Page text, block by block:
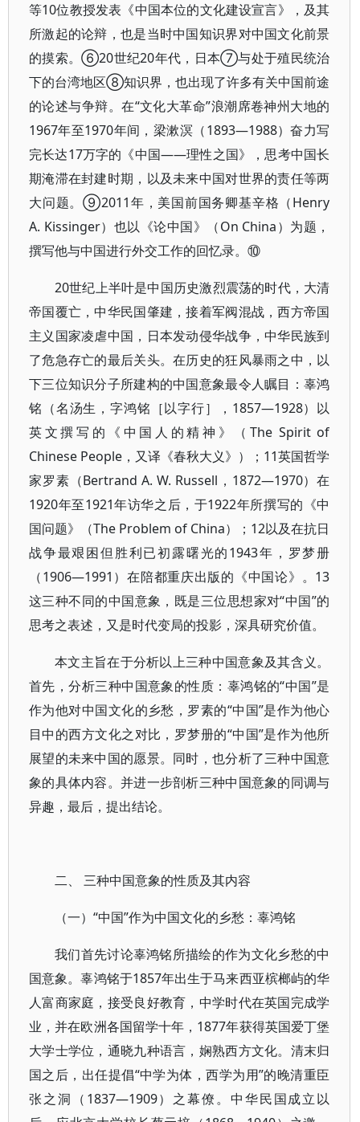
等10位教授发表《中国本位的文化建设宣言》，及其
所激起的论辩，也是当时中国知识界对中国文化前景
的摸索。⑥20世纪20年代，日本⑦与处于殖民统治
下的台湾地区⑧知识界，也出现了许多有关中国前途
的论述与争辩。在“文化大革命”浪潮席卷神州大地的
1967年至1970年间，梁漱溟（1893—1988）奋力写
完长达17万字的《中国——理性之国》，思考中国长
期淹滞在封建时期，以及未来中国对世界的责任等两
大问题。⑨2011年，美国前国务卿基辛格（Henry
A. Kissinger）也以《论中国》（On China）为题，
撰写他与中国进行外交工作的回忆录。⑩
20世纪上半叶是中国历史激烈震荡的时代，大清
帝国覆亡，中华民国肇建，接着军阀混战，西方帝国
主义国家凌虐中国，日本发动侵华战争，中华民族到
了危急存亡的最后关头。在历史的狂风暴雨之中，以
下三位知识分子所建构的中国意象最令人瞩目：辜鸿
铭（名汤生，字鸿铭［以字行］，1857—1928）以
英文撰写的《中国人的精神》（The Spirit of
Chinese People，又译《春秋大义》）；11英国哲学
家罗素（Bertrand A. W. Russell，1872—1970）在
1920年至1921年访华之后，于1922年所撰写的《中
国问题》（The Problem of China）；12以及在抗日
战争最艰困但胜利已初露曙光的1943年，罗梦册
（1906—1991）在陪都重庆出版的《中国论》。13
这三种不同的中国意象，既是三位思想家对“中国”的
思考之表述，又是时代变局的投影，深具研究价值。
本文主旨在于分析以上三种中国意象及其含义。
首先，分析三种中国意象的性质：辜鸿铭的“中国”是
作为他对中国文化的乡愁，罗素的“中国”是作为他心
目中的西方文化之对比，罗梦册的“中国”是作为他所
展望的未来中国的愿景。同时，也分析了三种中国意
象的具体内容。并进一步剖析三种中国意象的同调与
异趣，最后，提出结论。
二、 三种中国意象的性质及其内容
（一）“中国”作为中国文化的乡愁：辜鸿铭
我们首先讨论辜鸿铭所描绘的作为文化乡愁的中
国意象。辜鸿铭于1857年出生于马来西亚槟榔屿的华
人富商家庭，接受良好教育，中学时代在英国完成学
业，并在欧洲各国留学十年，1877年获得英国爱丁堡
大学士学位，通晓九种语言，娴熟西方文化。清末归
国之后，出任提倡“中学为体，西学为用”的晚清重臣
张之洞（1837—1909）之幕僚。中华民国成立以